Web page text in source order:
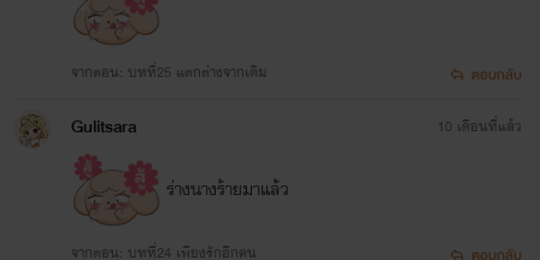
จากตอน: บทที่25 แตกต่างจากเดิม ตอบกลับ
Gulitsara
ร่างนางร้ายมาแล้ว
จากตอน: บทที่24 เพียงรักอีกคน
10 เดือนที่แล้ว
ตอบกลับ